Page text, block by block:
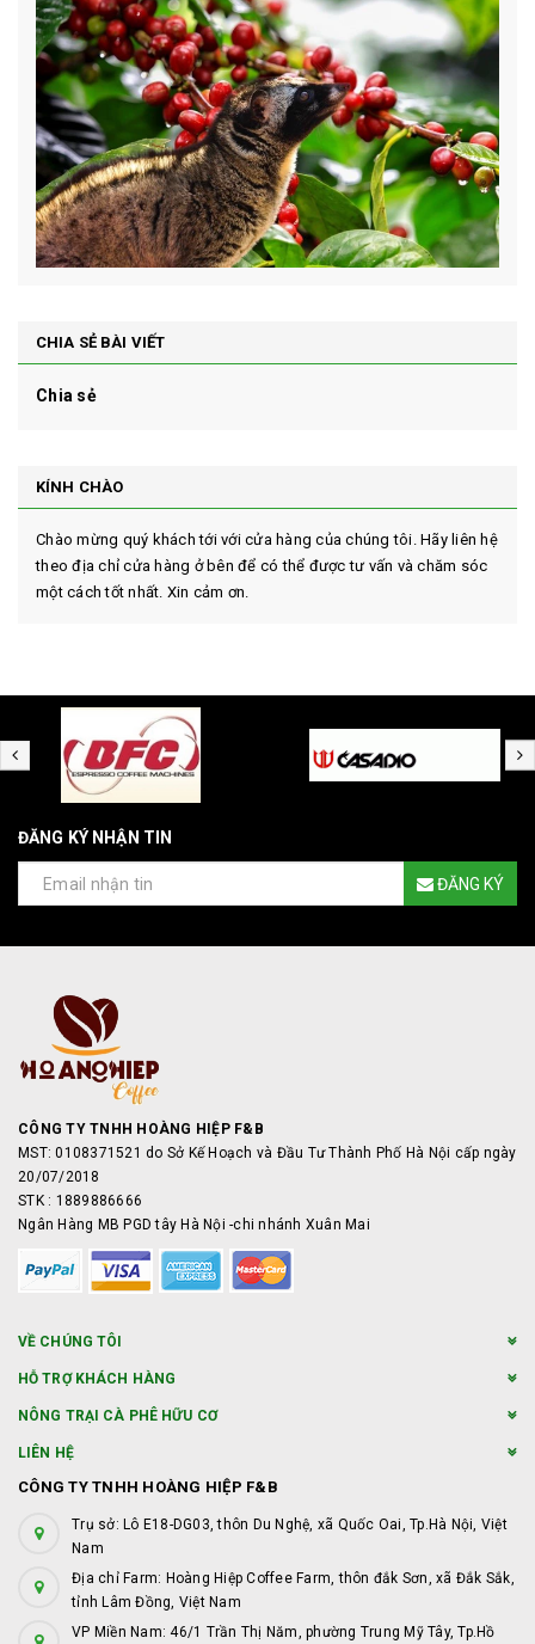
CHIA SẺ BÀI VIẾT
Chia sẻ
KÍNH CHÀO
Chào mừng quý khách tới với cửa hàng của chúng tôi. Hãy liên hệ
theo địa chỉ cửa hàng ở bên để có thể được tư vấn và chăm sóc
một cách tốt nhất. Xin cảm ơn.
ĐĂNG KÝ NHẬN TIN
ĐĂNG KÝ
CÔNG TY TNHH HOÀNG HIỆP F&B
MST: 0108371521 do Sở Kế Hoạch và Đầu Tư Thành Phố Hà Nội cấp ngày
20/07/2018
STK : 1889886666
Ngân Hàng MB PGD tây Hà Nội -chi nhánh Xuân Mai
VỀ CHÚNG TÔI
HỖ TRỢ KHÁCH HÀNG
NÔNG TRẠI CÀ PHÊ HỮU CƠ
LIÊN HỆ
CÔNG TY TNHH HOÀNG HIỆP F&B
Trụ sở: Lô E18-DG03, thôn Du Nghệ, xã Quốc Oai, Tp.Hà Nội, Việt
Nam
Địa chỉ Farm: Hoàng Hiệp Coffee Farm, thôn đắk Sơn, xã Đắk Sắk,
tỉnh Lâm Đồng, Việt Nam
VP Miền Nam: 46/1 Trần Thị Năm, phường Trung Mỹ Tây, Tp.Hồ